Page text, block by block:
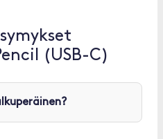
(USB-C)